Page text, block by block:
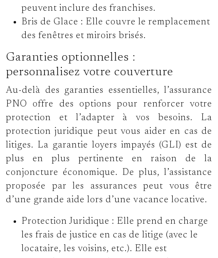
peuvent inclure des franchises.
Bris de Glace : Elle couvre le remplacement
des fenêtres et miroirs brisés.
Garanties optionnelles :
personnalisez votre couverture
Au-delà des garanties essentielles, l’assurance
PNO offre des options pour renforcer votre
protection et l’adapter à vos besoins. La
protection juridique peut vous aider en cas de
litiges. La garantie loyers impayés (GLI) est de
plus en plus pertinente en raison de la
conjoncture économique. De plus, l’assistance
proposée par les assurances peut vous être
d’une grande aide lors d’une vacance locative.
Protection Juridique : Elle prend en charge
les frais de justice en cas de litige (avec le
locataire, les voisins, etc.). Elle est